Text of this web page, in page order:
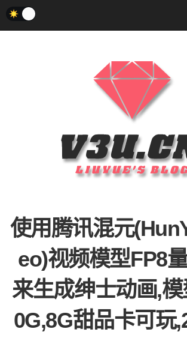
使用腾讯混元
eo)视频模型FP8
来生成绅士动画,
0G,8G甜品卡可玩